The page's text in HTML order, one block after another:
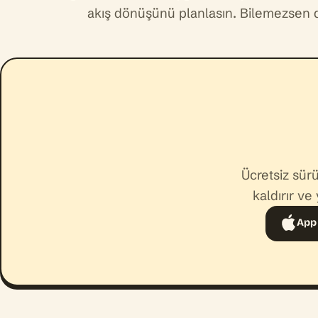
akış dönüşünü planlasın. Bilemezsen
Ücretsiz
kaldırır
App